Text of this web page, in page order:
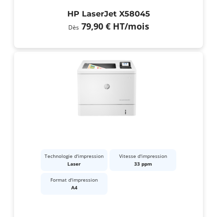
HP LaserJet X58045
Dès 79,90 € HT/mois
Technologie d'impression
Laser
Vitesse d'impression
33 ppm
Format d'impression
A4